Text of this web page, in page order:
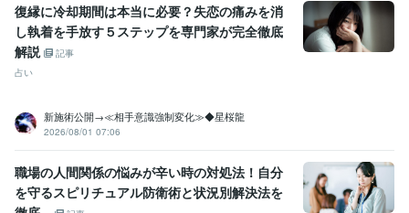
復縁に冷却期間は本当に必要？失恋の痛みを消
し執着を手放す５ステップを専門家が完全徹底
解説
記事
占い
新施術公開→≪相手意識強制変化≫◆星桜龍
2026/08/01 07:06
職場の人間関係の悩みが辛い時の対処法！自分
を守るスピリチュアル防衛術と状況別解決法を